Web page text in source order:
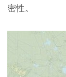
密性。